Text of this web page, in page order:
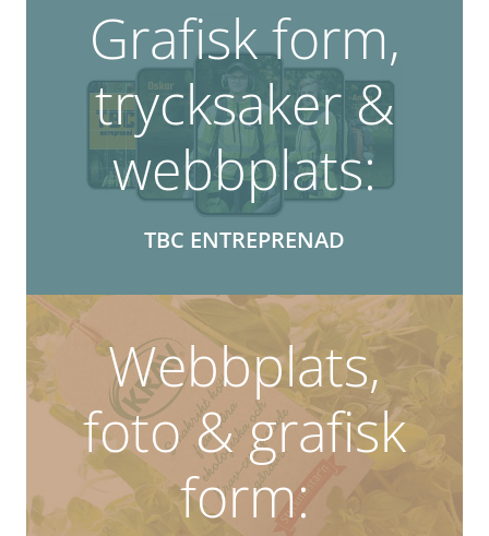
Grafisk form,
trycksaker &
webbplats:
TBC ENTREPRENAD
Webbplats,
foto & grafisk
form: